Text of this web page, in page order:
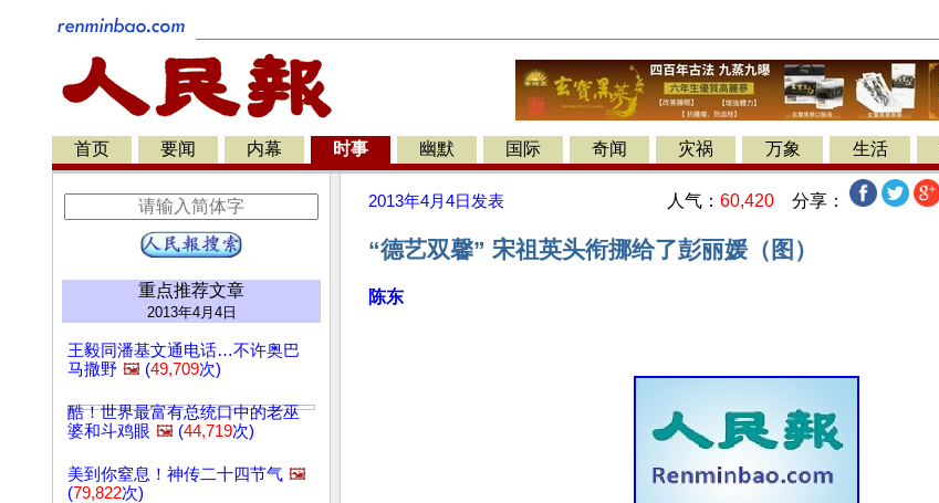
首页 要闻 内幕 时事 幽默 国际 奇闻 灾祸 万象 生活
重点推荐文章
2013年4月4日
王毅同潘基文通电话…不许奥巴
马撒野 🖼️ (49,709次)
酷！世界最富有总统口中的老巫
婆和斗鸡眼 🖼️ (44,719次)
美到你窒息！神传二十四节气 🖼️
(79,822次)
2013年4月4日 发表 人气： 60,420 分享：
“德艺双馨” 宋祖英头衔挪给了彭丽媛（图）
陈东